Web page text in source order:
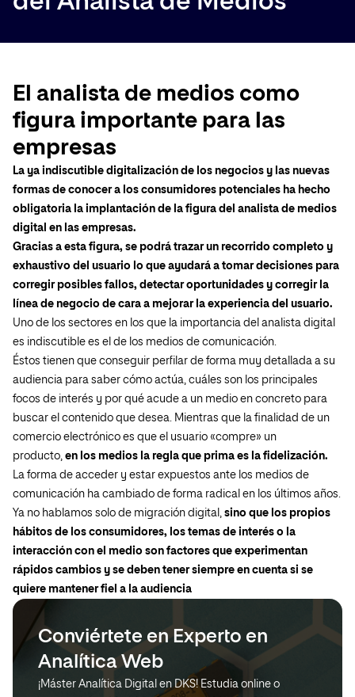
El analista de medios como
figura importante para las
empresas
La ya indiscutible digitalización de los negocios y las nuevas
formas de conocer a los consumidores potenciales ha hecho
obligatoria la implantación de la figura del analista de medios
digital en las empresas.
Gracias a esta figura, se podrá trazar un recorrido completo y
exhaustivo del usuario lo que ayudará a tomar decisiones para
corregir posibles fallos, detectar oportunidades y corregir la
línea de negocio de cara a mejorar la experiencia del usuario.
Uno de los sectores en los que la importancia del analista digital
es indiscutible es el de los medios de comunicación.
Éstos tienen que conseguir perfilar de forma muy detallada a su
audiencia para saber cómo actúa, cuáles son los principales
focos de interés y por qué acude a un medio en concreto para
buscar el contenido que desea. Mientras que la finalidad de un
comercio electrónico es que el usuario «compre» un
producto, en los medios la regla que prima es la fidelización.
La forma de acceder y estar expuestos ante los medios de
comunicación ha cambiado de forma radical en los últimos años.
Ya no hablamos solo de migración digital, sino que los propios
hábitos de los consumidores, los temas de interés o la
interacción con el medio son factores que experimentan
rápidos cambios y se deben tener siempre en cuenta si se
quiere mantener fiel a la audiencia
Conviértete en Experto en
Analítica Web
¡Máster Analítica Digital en DKS! Estudia online o